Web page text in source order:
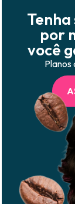
por
você
Planos